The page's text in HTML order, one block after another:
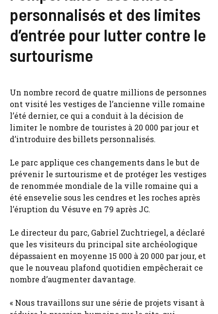
personnalisés et des limites
d’entrée pour lutter contre le
surtourisme
Un nombre record de quatre millions de personnes
ont visité les vestiges de l’ancienne ville romaine
l’été dernier, ce qui a conduit à la décision de
limiter le nombre de touristes à 20 000 par jour et
d’introduire des billets personnalisés.
Le parc applique ces changements dans le but de
prévenir le surtourisme et de protéger les vestiges
de renommée mondiale de la ville romaine qui a
été ensevelie sous les cendres et les roches après
l’éruption du Vésuve en 79 après JC.
Le directeur du parc, Gabriel Zuchtriegel, a déclaré
que les visiteurs du principal site archéologique
dépassaient en moyenne 15 000 à 20 000 par jour, et
que le nouveau plafond quotidien empêcherait ce
nombre d’augmenter davantage.
« Nous travaillons sur une série de projets visant à